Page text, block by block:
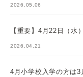
2026.05.06
【重要】4月22日（水
2026.04.21
4月小学校入学の方は